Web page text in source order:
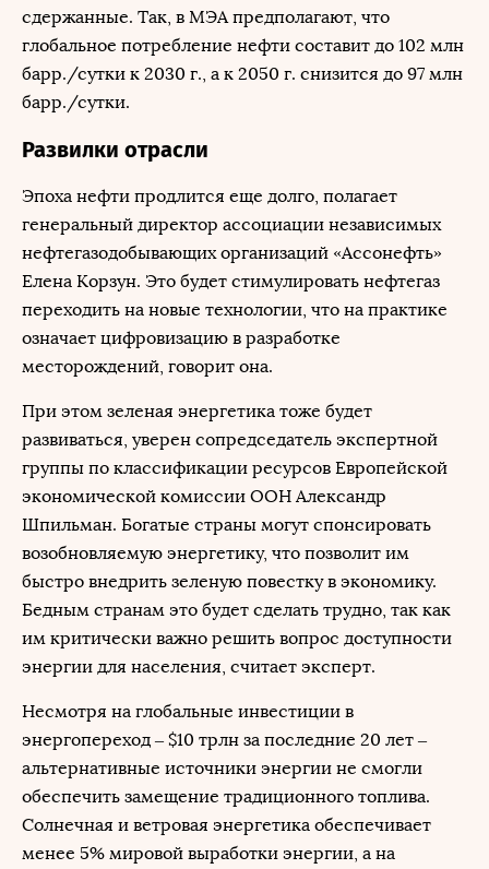
сдержанные. Так, в МЭА предполагают, что
глобальное потребление нефти составит до 102 млн
барр./сутки к 2030 г., а к 2050 г. снизится до 97 млн
барр./сутки.
Развилки отрасли
Эпоха нефти продлится еще долго, полагает
генеральный директор ассоциации независимых
нефтегазодобывающих организаций «Ассонефть»
Елена Корзун. Это будет стимулировать нефтегаз
переходить на новые технологии, что на практике
означает цифровизацию в разработке
месторождений, говорит она.
При этом зеленая энергетика тоже будет
развиваться, уверен сопредседатель экспертной
группы по классификации ресурсов Европейской
экономической комиссии ООН Александр
Шпильман. Богатые страны могут спонсировать
возобновляемую энергетику, что позволит им
быстро внедрить зеленую повестку в экономику.
Бедным странам это будет сделать трудно, так как
им критически важно решить вопрос доступности
энергии для населения, считает эксперт.
Несмотря на глобальные инвестиции в
энергопереход – $10 трлн за последние 20 лет –
альтернативные источники энергии не смогли
обеспечить замещение традиционного топлива.
Солнечная и ветровая энергетика обеспечивает
менее 5% мировой выработки энергии, а на